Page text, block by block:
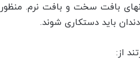
بافت سخت و بافت نرم.
باید دستکاری شوند.
از: